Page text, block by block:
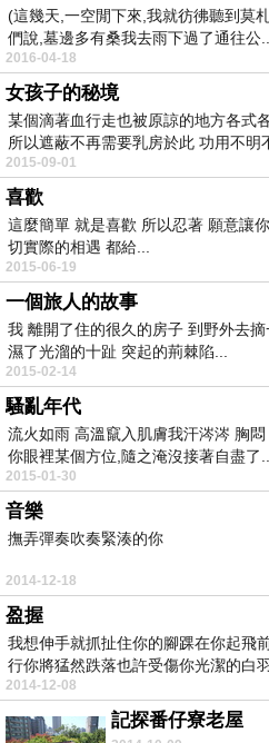
(這幾天,一空閒下來,我就彷彿聽到莫
們說,墓邊多有桑我去雨下過了通往公...
2016-04-18
女孩子的秘境
某個滴著血行走也被原諒的地方各式
所以遮蔽不再需要乳房於此 功用不明
2015-09-01
喜歡
這麼簡單 就是喜歡 所以忍著 願意讓
切實際的相遇 都給...
2015-06-19
一個旅人的故事
我 離開了住的很久的房子 到野外去
濕了光溜的十趾 突起的荊棘陷...
2015-02-14
騷亂年代
流火如雨 高溫竄入肌膚我汗涔涔 胸
你眼裡某個方位,隨之淹沒接著自盡了...
2015-01-30
音樂
撫弄彈奏吹奏緊湊的你
2014-12-18
盈握
我想伸手就抓扯住你的腳踝在你起飛
行你將猛然跌落也許受傷你光潔的白羽
2014-12-08
記探番仔寮老屋